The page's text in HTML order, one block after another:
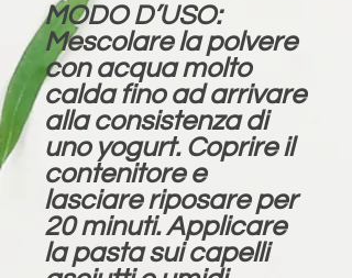
MODO D’USO:
Mescolare la polvere
con acqua molto
calda fino ad arrivare
alla consistenza di
uno yogurt. Coprire il
contenitore e
lasciare riposare per
20 minuti. Applicare
la pasta sui capelli